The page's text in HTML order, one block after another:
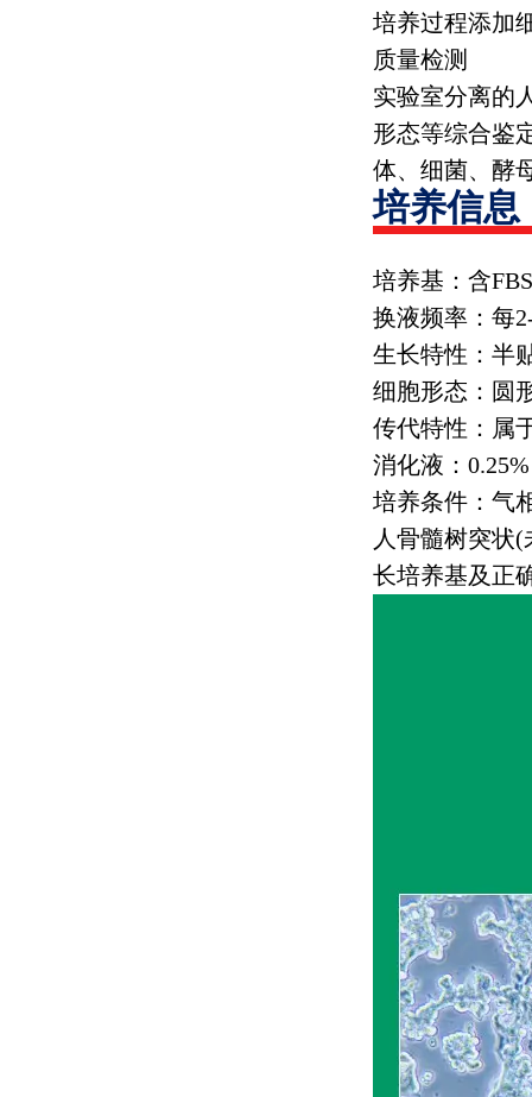
培养过程添加
质量检测
实验室分离的
形态等综合鉴
体、细菌、酵
培养信息
培养基：含FBS
换液频率：每
生长特性：半
细胞形态：圆
传代特性：属
消化液： 0.25%
培养条件：气
人骨髓树突状(
长培养基及正